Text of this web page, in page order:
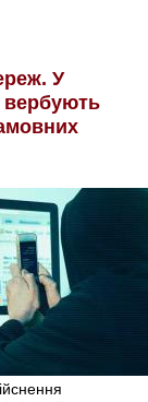
У
вербують